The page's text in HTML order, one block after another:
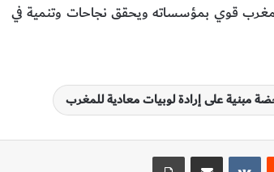
قوي بمؤسساته ويحقق نجاحات وتنمية في
مبنية على إرادة لوبيات معادية للمغرب